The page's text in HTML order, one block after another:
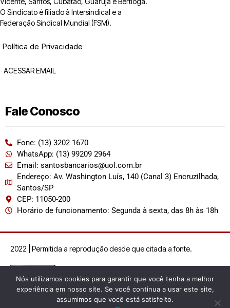
O Sindicato é filiado à Intersindical e a
Federação Sindical Mundial (FSM).
Política de Privacidade
ACESSAR EMAIL
Fale Conosco
Fone: (13) 3202 1670
WhatsApp: (13) 99209 2964
Email: santosbancarios@uol.com.br
Endereço: Av. Washington Luís, 140 (Canal 3) Encruzilhada,
Santos/SP
CEP: 11050-200
Horário de funcionamento: Segunda à sexta, das 8h às 18h
2022 | Permitida a reprodução desde que citada a fonte.
Nós utilizamos cookies para garantir que você tenha a melhor
experiência em nosso site. Se você continua a usar este site,
assumimos que você está satisfeito.